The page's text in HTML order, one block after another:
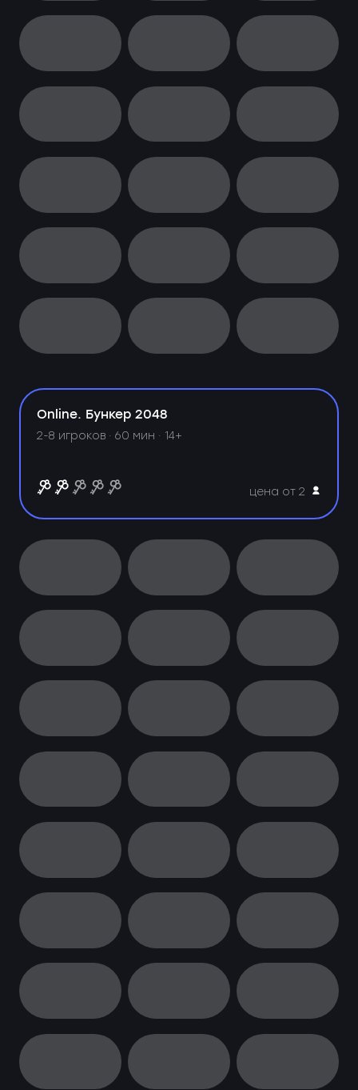
Online. Бункер 2048
2-8 игроков · 60 мин · 14+
цена от 2